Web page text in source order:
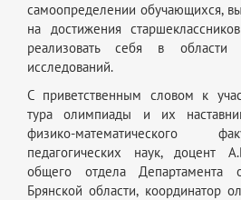
самоопределении обучающихся,
на достижения
реализовать себя в области
исследований.
С приветственным словом к
тура олимпиады и их
физико-математического
педагогических наук, доцент
общего отдела Департамента
Брянской области, координатор